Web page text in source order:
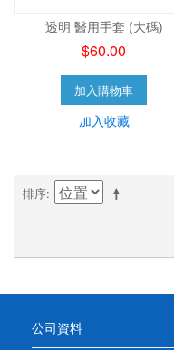
透明 醫用手套 (大碼)
$60.00
加入購物車
加入收藏
排序
公司資料